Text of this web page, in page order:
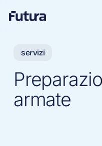
servizi
armate